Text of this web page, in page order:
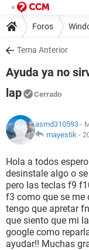
Foros
Tema Anterior
Ayuda ya no
lap
Cerrado
asmd310593 -
mayestik -
Hola a todos
desinstale algo o
pero las teclas f9
f3 como que se me
tengo que apretar
que siento que mi
google como
ayudar!! Muchas